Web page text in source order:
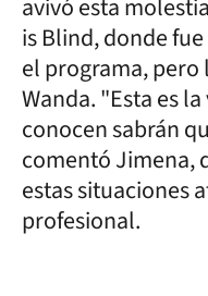
avivó esta
is Blind, donde
el programa,
Wanda. "Esta es
conocen sabrán
comentó Jimena,
estas situaciones
profesional.